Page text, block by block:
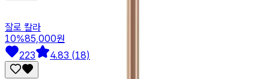
잘로 칼라
10%85,000원
223
4.83 (18)